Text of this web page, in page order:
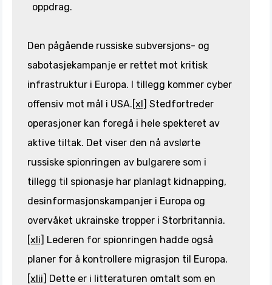
oppdrag.
Den pågående russiske subversjons- og
sabotasjekampanje er rettet mot kritisk
infrastruktur i Europa. I tillegg kommer cyber
offensiv mot mål i USA.[xl] Stedfortreder
operasjoner kan foregå i hele spekteret av
aktive tiltak. Det viser den nå avslørte
russiske spionringen av bulgarere som i
tillegg til spionasje har planlagt kidnapping,
desinformasjonskampanjer i Europa og
overvåket ukrainske tropper i Storbritannia.
[xli] Lederen for spionringen hadde også
planer for å kontrollere migrasjon til Europa.
[xlii] Dette er i litteraturen omtalt som en